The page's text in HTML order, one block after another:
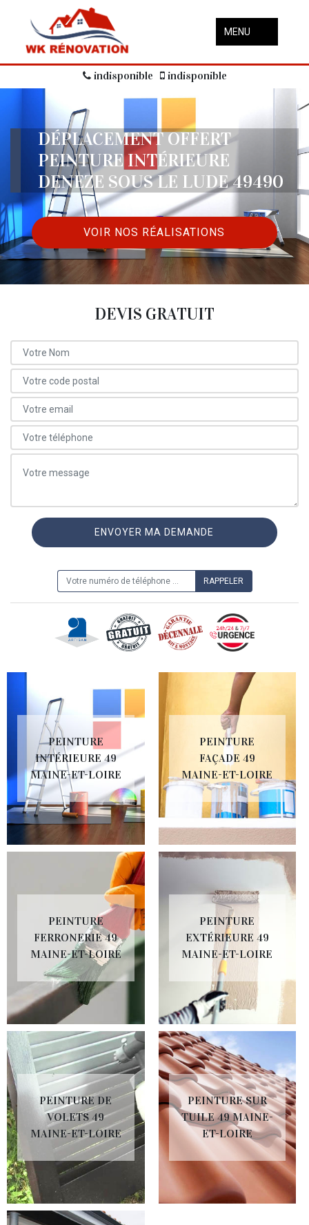
MENU
indisponible indisponible
DÉPLACEMENT OFFERT
PEINTURE INTÉRIEURE
DENEZE SOUS LE LUDE 49490
VOIR NOS RÉALISATIONS
DEVIS GRATUIT
PEINTURE
INTÉRIEURE 49
MAINE-ET-LOIRE
PEINTURE
FAÇADE 49
MAINE-ET-LOIRE
PEINTURE
FERRONERIE 49
MAINE-ET-LOIRE
PEINTURE
EXTÉRIEURE 49
MAINE-ET-LOIRE
PEINTURE DE
VOLETS 49
MAINE-ET-LOIRE
PEINTURE SUR
TUILE 49 MAINE-
ET-LOIRE